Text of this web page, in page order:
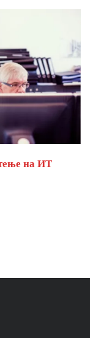
на ИТ